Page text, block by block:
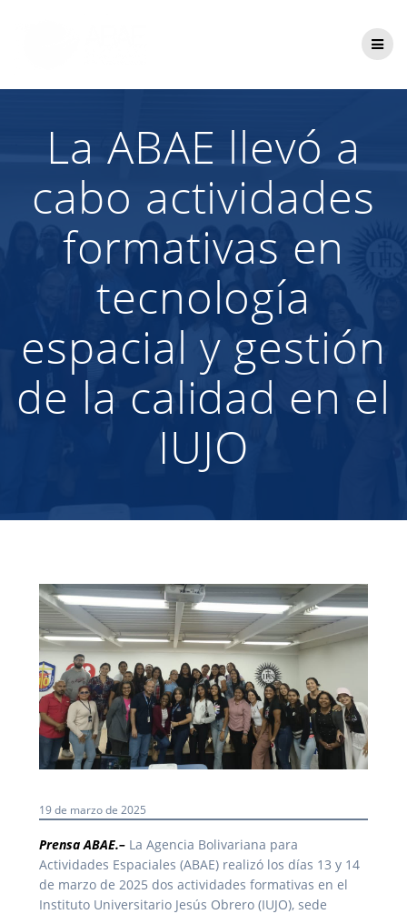
La ABAE llevó a
cabo actividades
formativas en
tecnología
espacial y gestión
de la calidad en el
IUJO
19 de marzo de 2025
Prensa ABAE.– La Agencia Bolivariana para
Actividades Espaciales (ABAE) realizó los días 13 y 14
de marzo de 2025 dos actividades formativas en el
Instituto Universitario Jesús Obrero (IUJO), sede